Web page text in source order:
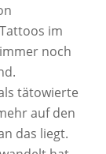
im
noch
tätowierte
auf den
das liegt.